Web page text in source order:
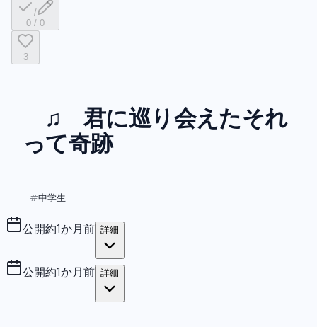
/
0 / 0
3
♫ 君に巡り会えたそれ
って奇跡
#中学生
公開約1か月前 詳細
公開約1か月前 詳細